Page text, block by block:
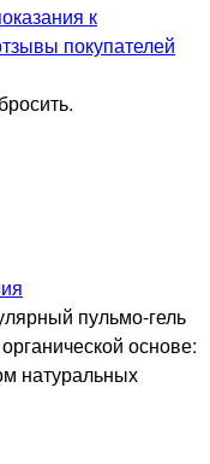
пульмо-гель
основе:
натуральных